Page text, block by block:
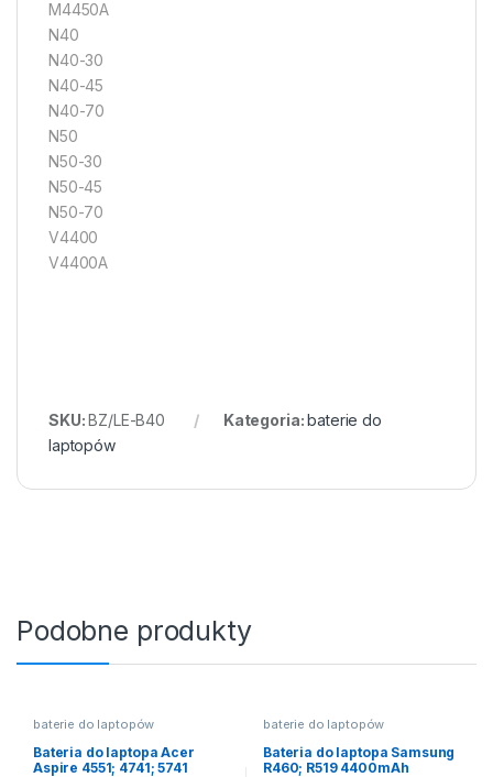
M4450A
N40
N40-30
N40-45
N40-70
N50
N50-30
N50-45
N50-70
V4400
V4400A
SKU:BZ/LE-B40 Kategoria:baterie do
laptopów
Podobne produkty
baterie do laptopów
Bateria do laptopa Acer
Aspire 4551; 4741; 5741
baterie do laptopów
Bateria do laptopa Samsung
R460; R519 4400mAh